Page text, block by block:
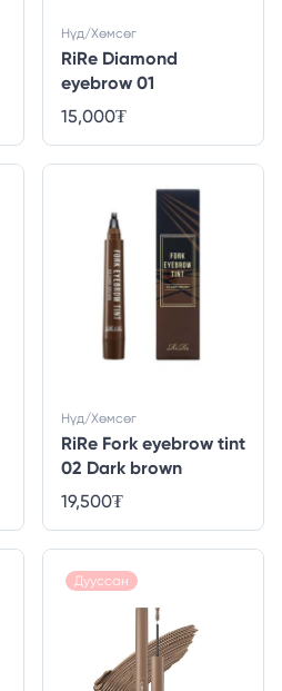
RiRe Diamond
eyebrow 01
Нүд/Хөмсөг
15,000₮
RiRe Fork eyebrow tint
02 Dark brown
Нүд/Хөмсөг
19,500₮
Дууссан